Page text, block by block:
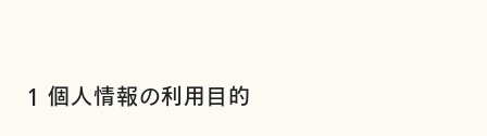
1 個人情報の利用目的